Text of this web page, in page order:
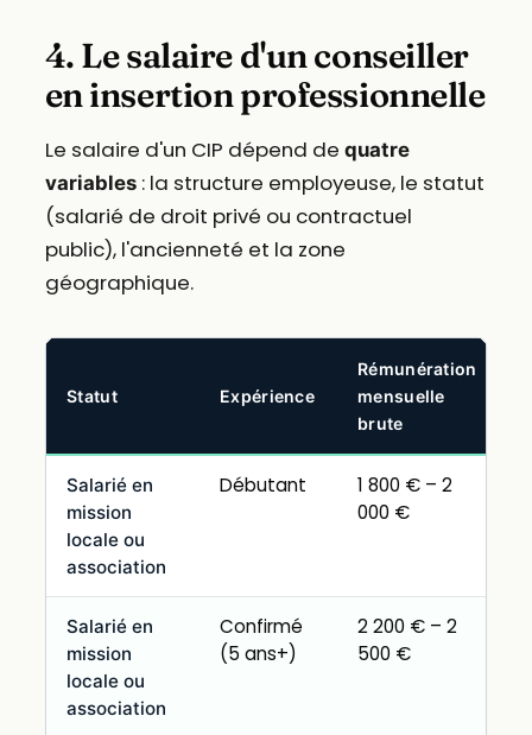
4. Le salaire d'un conseiller
en insertion professionnelle
Le salaire d'un CIP dépend de quatre
variables: la structure employeuse, le statut
(salarié de droit privé ou contractuel
public), l'ancienneté et la zone
géographique.
Statut Expérience
Rémunération
mensuelle
brute
Salarié en
mission
locale ou
association
Débutant
1 800 € – 2
000 €
Salarié en
mission
locale ou
association
Confirmé
(5 ans+)
2 200 € – 2
500 €